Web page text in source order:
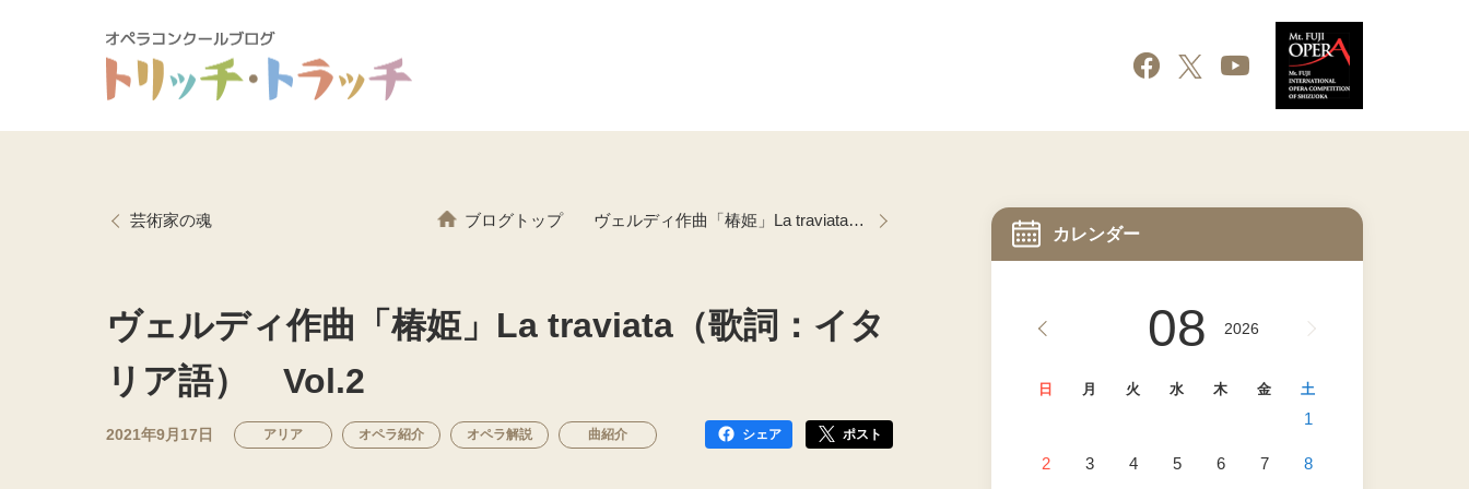
芸術家の魂 ヴェルディ作曲「椿姫」La traviata（歌詞：イタリア語） Vol.1
ブログトップ
ヴェルディ作曲「椿姫」La traviata（歌詞：イタ
リア語） Vol.2
2021年9月17日 アリア オペラ紹介 オペラ解説 曲紹介 シェア ポスト
カレンダー
08 2026
日 月 火 水 木 金 土
1
2 3 4 5 6 7 8